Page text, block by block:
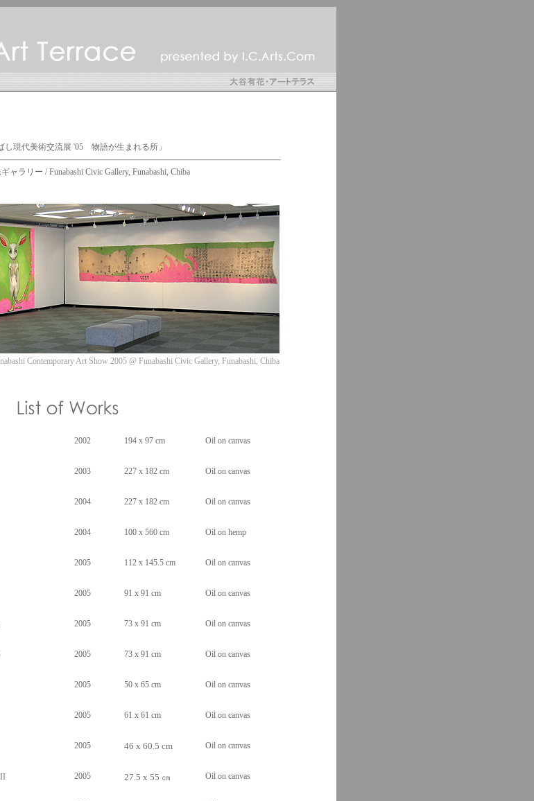
代美術交流展 '05 物語が生まれる所」
ラリー / Funabashi Civic Gallery, Funabashi, Chiba
Contemporary Art Show 2005 @ Funabashi Civic Gallery, Funabashi, Chiba
2002 194 x 97 cm Oil on canvas
2003 227 x 182 cm Oil on canvas
2004 227 x 182 cm Oil on canvas
2004 100 x 560 cm Oil on hemp
2005 112 x 145.5 cm Oil on canvas
2005 91 x 91 cm Oil on canvas
2005 73 x 91 cm Oil on canvas
2005 73 x 91 cm Oil on canvas
2005 50 x 65 cm Oil on canvas
2005 61 x 61 cm Oil on canvas
2005 46 x 60.5 cm Oil on canvas
2005 27.5 x 55 ㎝ Oil on canvas